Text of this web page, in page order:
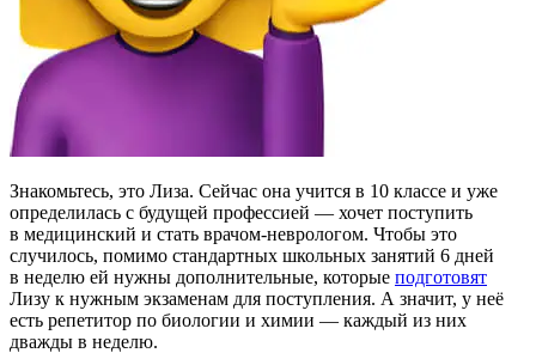
Знакомьтесь, это Лиза. Сейчас она учится в 10 классе и уже
определилась с будущей профессией — хочет поступить
в медицинский и стать врачом-неврологом. Чтобы это
случилось, помимо стандартных школьных занятий 6 дней
в неделю ей нужны дополнительные, которые подготовят
Лизу к нужным экзаменам для поступления. А значит, у неё
есть репетитор по биологии и химии — каждый из них
дважды в неделю.